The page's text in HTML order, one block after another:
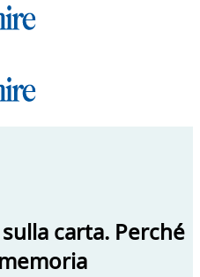
carta. Perché